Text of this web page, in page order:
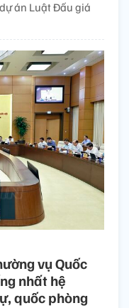
án Luật Đấu giá
vụ Quốc
nhất hệ
quốc phòng